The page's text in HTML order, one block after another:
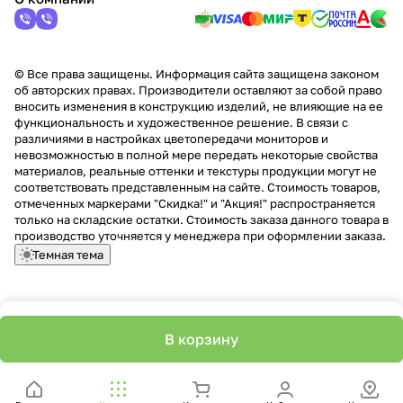
В корзину
© Все права защищены. Информация сайта защищена законом
об авторских правах. Производители оставляют за собой право
вносить изменения в конструкцию изделий, не влияющие на ее
функциональность и художественное решение. В связи с
различиями в настройках цветопередачи мониторов и
невозможностью в полной мере передать некоторые свойства
материалов, реальные оттенки и текстуры продукции могут не
соответствовать представленным на сайте. Стоимость товаров,
отмеченных маркерами "Скидка!" и "Акция!" распространяется
только на складские остатки. Стоимость заказа данного товара в
производство уточняется у менеджера при оформлении заказа.
Темная тема